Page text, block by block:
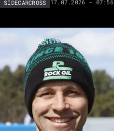
SIDECARCROSS 17.07.2026 - 07:56